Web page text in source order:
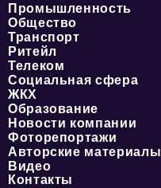
Промышленность
Общество
Транспорт
Ритейл
Телеком
Социальная сфера
ЖКХ
Образование
Новости компании
Фоторепортажи
Авторские материалы
Видео
Контакты